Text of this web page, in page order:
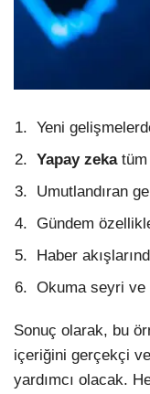
Yeni
Yapay zekatüm
Umutlandıran
Gündem
Haber
Okuma seyri
Sonuç olarak, bu
içeriğini gerçekçi
yardımcı olacak.